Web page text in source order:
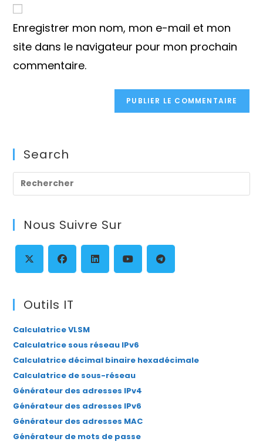
votre
site
(facultatif)
Enregistrer mon nom, mon e-mail et mon
site dans le navigateur pour mon prochain
commentaire.
Search
Nous Suivre Sur
dans
un
nouvel
onglet
dans
nouvel
onglet
nouvel
onglet onglet
Outils IT
Calculatrice VLSM
Calculatrice sous réseau IPv6
Calculatrice décimal binaire hexadécimale
Calculatrice de sous-réseau
Générateur des adresses IPv4
Générateur des adresses IPv6
Générateur des adresses MAC
Générateur de mots de passe